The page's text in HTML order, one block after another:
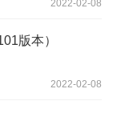
2022-02-08
版本）
2022-02-08